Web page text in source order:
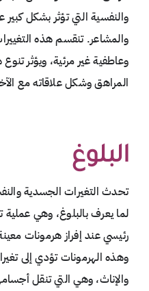
والنفسية التي تؤثر بشكل
والمشاعر. تنقسم هذه
وعاطفية غير مرئية، ويؤثر
المراهق وشكل علاقاته مع
البلوغ
تحدث التغيرات الجسدية
لما يعرف بالبلوغ، وهي
رئيسي عند إفراز هرمونات
وهذه الهرمونات تؤدي إلى
والإناث، وهي التي تنقل